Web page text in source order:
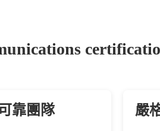
靠團隊 嚴